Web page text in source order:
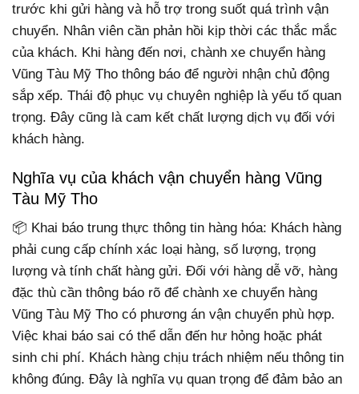
trước khi gửi hàng và hỗ trợ trong suốt quá trình vận
chuyển. Nhân viên cần phản hồi kịp thời các thắc mắc
của khách. Khi hàng đến nơi, chành xe chuyển hàng
Vũng Tàu Mỹ Tho thông báo để người nhận chủ động
sắp xếp. Thái độ phục vụ chuyên nghiệp là yếu tố quan
trọng. Đây cũng là cam kết chất lượng dịch vụ đối với
khách hàng.
Nghĩa vụ của khách vận chuyển hàng Vũng
Tàu Mỹ Tho
📦 Khai báo trung thực thông tin hàng hóa: Khách hàng
phải cung cấp chính xác loại hàng, số lượng, trọng
lượng và tính chất hàng gửi. Đối với hàng dễ vỡ, hàng
đặc thù cần thông báo rõ để chành xe chuyển hàng
Vũng Tàu Mỹ Tho có phương án vận chuyển phù hợp.
Việc khai báo sai có thể dẫn đến hư hỏng hoặc phát
sinh chi phí. Khách hàng chịu trách nhiệm nếu thông tin
không đúng. Đây là nghĩa vụ quan trọng để đảm bảo an